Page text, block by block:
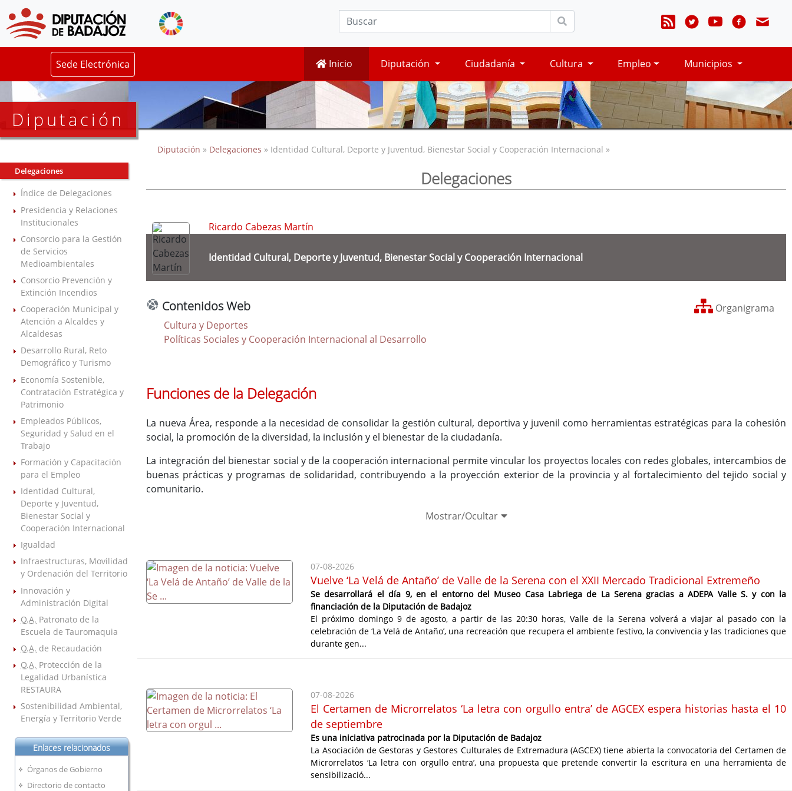
Sede Electrónica Inicio Diputación Ciudadanía Cultura Empleo Municipios
Diputación
Delegaciones
Índice de Delegaciones
Presidencia y Relaciones
Institucionales
Consorcio para la Gestión
de Servicios
Medioambientales
Consorcio Prevención y
Extinción Incendios
Cooperación Municipal y
Atención a Alcaldes y
Alcaldesas
Desarrollo Rural, Reto
Demográfico y Turismo
Economía Sostenible,
Contratación Estratégica y
Patrimonio
Empleados Públicos,
Seguridad y Salud en el
Trabajo
Formación y Capacitación
para el Empleo
Identidad Cultural,
Deporte y Juventud,
Bienestar Social y
Cooperación Internacional
Igualdad
Infraestructuras, Movilidad
y Ordenación del Territorio
Innovación y
Administración Digital
O.A. Patronato de la
Escuela de Tauromaquia
O.A. de Recaudación
O.A. Protección de la
Legalidad Urbanística
RESTAURA
Sostenibilidad Ambiental,
Energía y Territorio Verde
Enlaces relacionados
Órganos de Gobierno
Directorio de contacto
Diputación » Delegaciones » Identidad Cultural, Deporte y Juventud, Bienestar Social y Cooperación Internacional »
Delegaciones
Ricardo Cabezas Martín
Identidad Cultural, Deporte y Juventud, Bienestar Social y Cooperación Internacional
Contenidos Web
Cultura y Deportes
Políticas Sociales y Cooperación Internacional al Desarrollo
Organigrama
Funciones de la Delegación
La nueva Área, responde a la necesidad de consolidar la gestión cultural, deportiva y juvenil como herramientas estratégicas para la cohesión
social, la promoción de la diversidad, la inclusión y el bienestar de la ciudadanía.
La integración del bienestar social y de la cooperación internacional permite vincular los proyectos locales con redes globales, intercambios de
buenas prácticas y programas de solidaridad, contribuyendo a la proyección exterior de la provincia y al fortalecimiento del tejido social y
comunitario.
Mostrar/Ocultar
07-08-2026
Vuelve ‘La Velá de Antaño’ de Valle de la Serena con el XXII Mercado Tradicional Extremeño
Se desarrollará el día 9, en el entorno del Museo Casa Labriega de La Serena gracias a ADEPA Valle S. y con la
financiación de la Diputación de Badajoz
El próximo domingo 9 de agosto, a partir de las 20:30 horas, Valle de la Serena volverá a viajar al pasado con la
celebración de ‘La Velá de Antaño’, una recreación que recupera el ambiente festivo, la convivencia y las tradiciones que
durante gen...
07-08-2026
El Certamen de Microrrelatos ‘La letra con orgullo entra’ de AGCEX espera historias hasta el 10
de septiembre
Es una iniciativa patrocinada por la Diputación de Badajoz
La Asociación de Gestoras y Gestores Culturales de Extremadura (AGCEX) tiene abierta la convocatoria del Certamen de
Microrrelatos ‘La letra con orgullo entra’, una propuesta que pretende convertir la escritura en una herramienta de
sensibilizació...